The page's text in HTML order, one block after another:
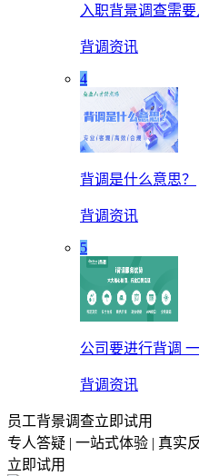
入职背景调查需要
背调资讯
4
背调是什么意思？
背调资讯
5
公司要进行背调
背调资讯
员工背景调查立即试用
专人答疑 | 一站式体验 | 真实
立即试用